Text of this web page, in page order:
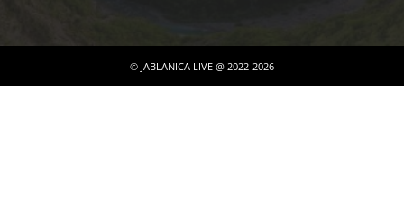
© JABLANICA LIVE @ 2022-2026